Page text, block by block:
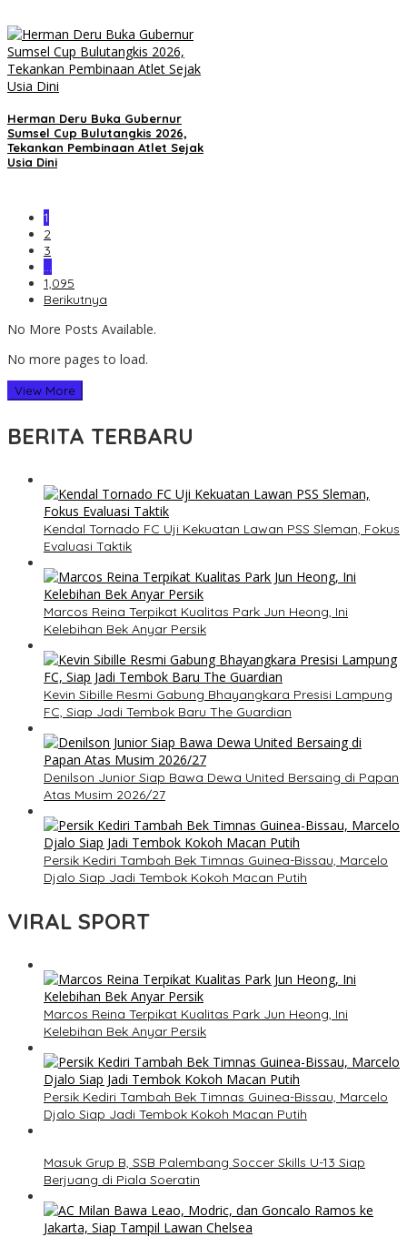
Herman Deru Buka Gubernur
Sumsel Cup Bulutangkis 2026,
Tekankan Pembinaan Atlet Sejak
Usia Dini
1
2
3
…
1,095
Berikutnya
No More Posts Available.
No more pages to load.
View More
BERITA TERBARU
Kendal Tornado FC Uji Kekuatan Lawan PSS Sleman, Fokus
Evaluasi Taktik
Marcos Reina Terpikat Kualitas Park Jun Heong, Ini
Kelebihan Bek Anyar Persik
Kevin Sibille Resmi Gabung Bhayangkara Presisi Lampung
FC, Siap Jadi Tembok Baru The Guardian
Denilson Junior Siap Bawa Dewa United Bersaing di Papan
Atas Musim 2026/27
Persik Kediri Tambah Bek Timnas Guinea-Bissau, Marcelo
Djalo Siap Jadi Tembok Kokoh Macan Putih
VIRAL SPORT
Marcos Reina Terpikat Kualitas Park Jun Heong, Ini
Kelebihan Bek Anyar Persik
Persik Kediri Tambah Bek Timnas Guinea-Bissau, Marcelo
Djalo Siap Jadi Tembok Kokoh Macan Putih
Masuk Grup B, SSB Palembang Soccer Skills U-13 Siap
Berjuang di Piala Soeratin